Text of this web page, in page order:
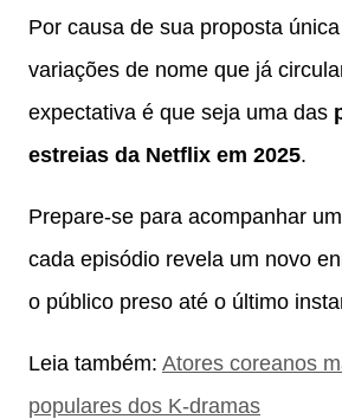
Por causa de sua proposta
variações de nome que já
expectativa é que seja uma das
estreias da Netflix em 2025.
Prepare-se para acompanhar
cada episódio revela um novo
o público preso até o último
Leia também: Atores coreanos
populares dos K-dramas